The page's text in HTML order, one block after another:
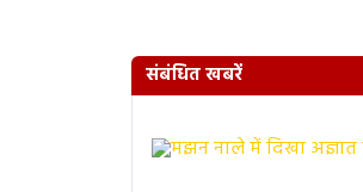
संबंधित खबरें